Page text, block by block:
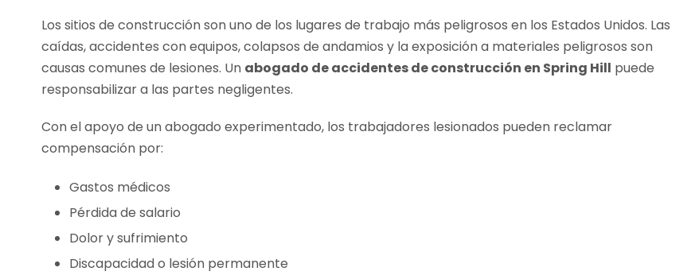
Los sitios de construcción son uno de los lugares de trabajo más peligrosos en los Estados Unidos. Las
caídas, accidentes con equipos, colapsos de andamios y la exposición a materiales peligrosos son
causas comunes de lesiones. Un abogado de accidentes de construcción en Spring Hill puede
responsabilizar a las partes negligentes.
Con el apoyo de un abogado experimentado, los trabajadores lesionados pueden reclamar
compensación por:
Gastos médicos
Pérdida de salario
Dolor y sufrimiento
Discapacidad o lesión permanente